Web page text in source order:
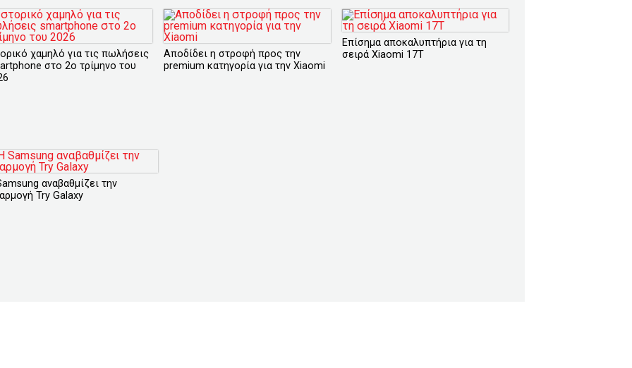
χαμηλό για τις πωλήσεις
στο 2ο τρίμηνο του
Αποδίδει η στροφή προς την
premium κατηγορία για την Xiaomi
Επίσημα αποκαλυπτήρια για τη
σειρά Xiaomi 17T
αναβαθμίζει την
Try Galaxy